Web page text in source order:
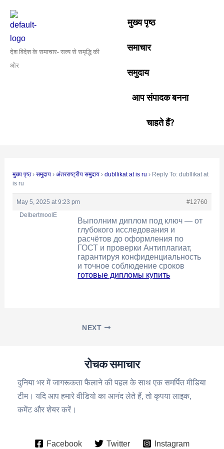
content
देश विदेश के समाचार- सत्य से समृद्धि की
ओर
मुख्य पृष्ठ
समाचार
समुदाय
आप संपादक बनना
चाहते हैं?
मुख्य पृष्ठ › समुदाय › अंतरराष्ट्रीय समुदाय › dubllikat at is ru › Reply To: dubllikat at
is ru
May 5, 2025 at 9:23 pm
#12760
DelbertmoolE
Выполним диплом под ключ — от
глубокого исследования и
расчётов до оформления по
ГОСТ и проверки Антиплагиат,
гарантируя конфиденциальность
и точное соблюдение сроков
готовые дипломы купить
navigation
NEXT
रोचक समाचार
दुनिया भर में जागरूकता फैलाने की पहल के साथ एक समर्पित मीडिया
टीम। यदि आप हमारे वीडियो का आनंद लेते हैं, तो कृपया लाइक,
कमेंट और शेयर करें।
Facebook Twitter Instagram